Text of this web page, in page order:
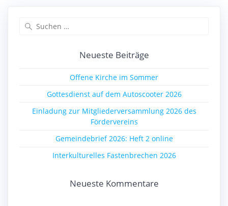
Neueste Beiträge
Offene Kirche im Sommer
Gottesdienst auf dem Autoscooter 2026
Einladung zur Mitgliederversammlung 2026 des
Fördervereins
Gemeindebrief 2026: Heft 2 online
Interkulturelles Fastenbrechen 2026
Neueste Kommentare